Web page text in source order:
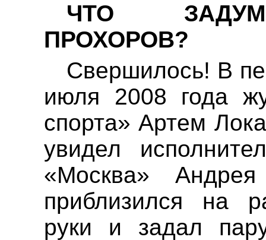
ЧТО
ПРОХОРОВ?
Свершилось! В
июля 2008 года
спорта» Артем
увидел
«Москва»
приблизился на
руки и задал